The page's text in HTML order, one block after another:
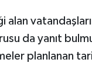
alan
da yanıt
planlanan